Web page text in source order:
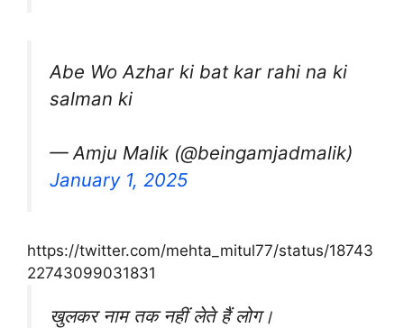
Abe Wo Azhar ki bat kar rahi na ki
salman ki
— Amju Malik (@beingamjadmalik)
January 1, 2025
https://twitter.com/mehta_mitul77/status/18743
22743099031831
खुलकर नाम तक नहीं लेते हैं लोग।